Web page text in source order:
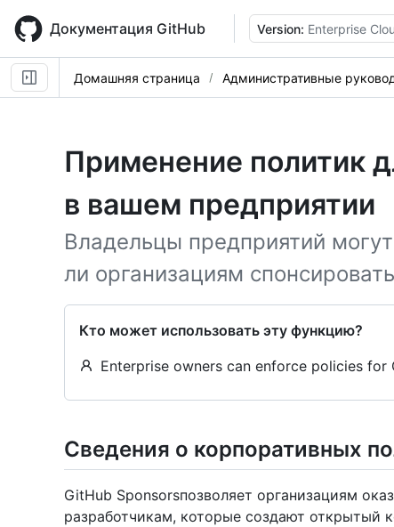
main
content
Документация GitHub Version: Enterprise
Домашняя страница Административные
Применение политик
в вашем предприятии
Владельцы предприятий
ли организациям
Кто может использовать эту функцию?
Enterprise owners can enforce policies for
Сведения о корпоративных
GitHub Sponsorsпозволяет организациям
разработчикам, которые создают открытый